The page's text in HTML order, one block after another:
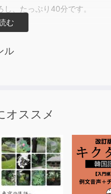
、たっぷり40分です。
ら、
ル
オススメ